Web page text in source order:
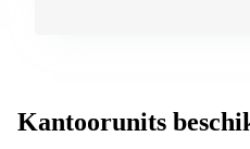
Kantoorunits